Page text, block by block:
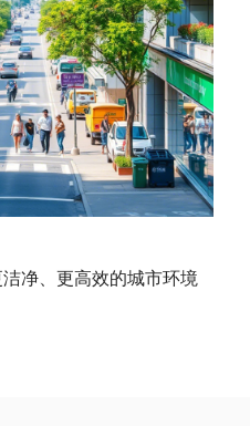
净、更高效的城市环境